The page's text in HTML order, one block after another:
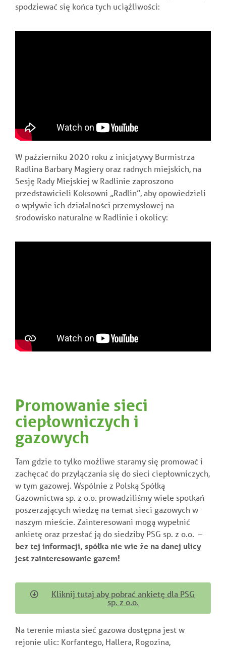
spodziewać się końca tych uciążliwości:
W paźzierniku 2020 roku z inicjatywy Burmistrza
Radlina Barbary Magiery oraz radnych miejskich, na
Sesję Rady Miejskiej w Radlinie zaproszono
przedstawicieli Koksowni „Radlin”, aby opowiedzieli
o wpływie ich działalności przemysłowej na
środowisko naturalne w Radlinie i okolicy:
Promowanie sieci
ciepłowniczych i
gazowych
Tam gdzie to tylko możliwe staramy się promować i
zachęcać do przyłączania się do sieci ciepłowniczych,
w tym gazowej. Wspólnie z Polską Spółką
Gazownictwa sp. z o.o. prowadziliśmy wiele spotkań
poszerzających wiedzę na temat sieci gazowych w
naszym mieście. Zainteresowani mogą wypełnić
ankietę oraz przesłać ją do siedziby PSG sp. z o.o. –
bez tej informacji, spółka nie wie że na danej ulicy
jest zainteresowanie gazem!
Kliknij tutaj aby pobrać ankietę dla PSG
sp. z o.o.
Na terenie miasta sieć gazowa dostępna jest w
rejonie ulic: Korfantego, Hallera, Rogozina,